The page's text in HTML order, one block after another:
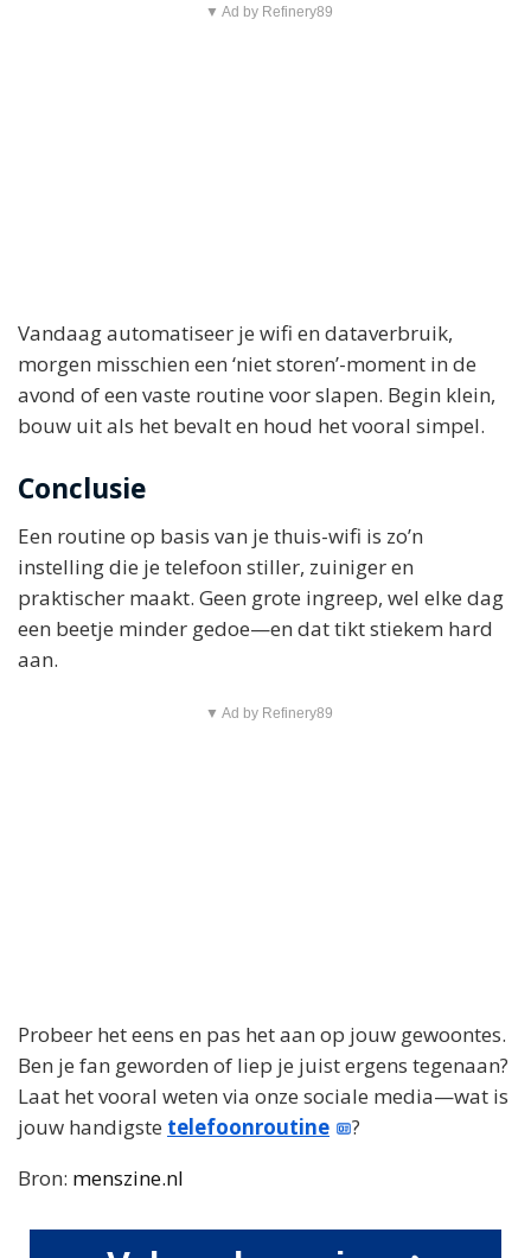
▼ Ad by Refinery89
Vandaag automatiseer je wifi en dataverbruik,
morgen misschien een ‘niet storen’-moment in de
avond of een vaste routine voor slapen. Begin klein,
bouw uit als het bevalt en houd het vooral simpel.
Conclusie
Een routine op basis van je thuis-wifi is zo’n
instelling die je telefoon stiller, zuiniger en
praktischer maakt. Geen grote ingreep, wel elke dag
een beetje minder gedoe—en dat tikt stiekem hard
aan.
▼ Ad by Refinery89
Probeer het eens en pas het aan op jouw gewoontes.
Ben je fan geworden of liep je juist ergens tegenaan?
Laat het vooral weten via onze sociale media—wat is
jouw handigste telefoonroutine
?
Bron: menszine.nl